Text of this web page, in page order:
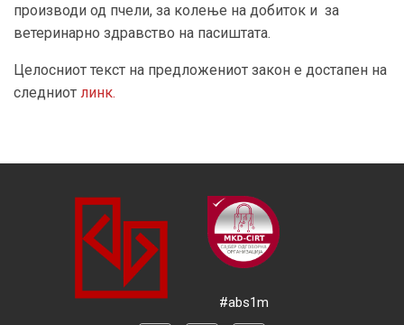
производи од пчели, за колење на добиток и за
ветеринарно здравство на пасиштата.
Целосниот текст на предложениот закон е достапен на
следниот линк.
#abs1m